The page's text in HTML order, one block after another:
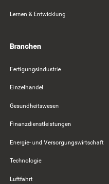
Lernen & Entwicklung
Branchen
Fertigungsindustrie
Einzelhandel
Gesundheitswesen
Finanzdienstleistungen
Energie- und Versorgungswirtschaft
Technologie
Luftfahrt